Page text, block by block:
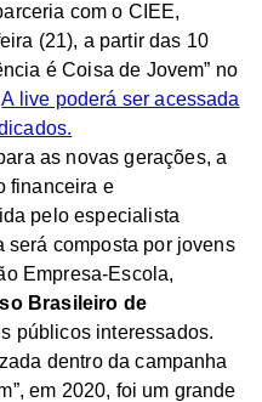
com o CIEE,
(21), a partir das 10
é Coisa de Jovem” no
A live poderá ser acessada
as novas gerações, a
financeira e
pelo especialista
será composta por jovens
Empresa-Escola,
Brasileiro de
públicos interessados.
dentro da campanha
em 2020, foi um grande